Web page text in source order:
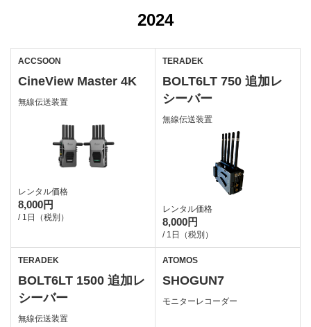
2024
ACCSOON
CineView Master 4K
無線伝送装置
レンタル価格
8,000円
/ 1日（税別）
TERADEK
BOLT6LT 750 追加レ
シーバー
無線伝送装置
レンタル価格
8,000円
/ 1日（税別）
TERADEK
BOLT6LT 1500 追加レ
シーバー
無線伝送装置
ATOMOS
SHOGUN7
モニターレコーダー